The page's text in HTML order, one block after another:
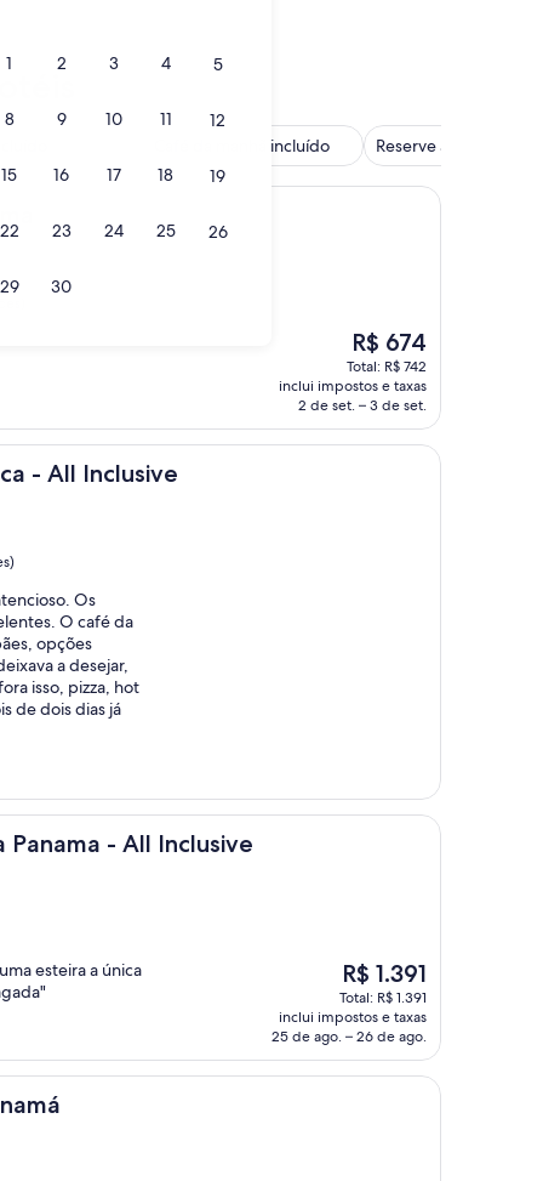
1 2 3 4 5
8 9 10 11 12
15 16 17 18 19
22 23 24 25 26
29 30
Panamá
Café da manhã incluído Reserve agora,
O
preço
é
de
R$ 674
R$ 674
Total: R$ 742
inclui impostos e taxas
2 de set. – 3 de set.
- All Inclusive
Os
O café da
opções
a desejar,
isso, pizza, hot
de dois dias já
Panama - All Inclusive
All Inclusive
esteira a única
O
preço
é
de
R$ 1.391
R$ 1.391
Total: R$ 1.391
inclui impostos e taxas
25 de ago. – 26 de ago.